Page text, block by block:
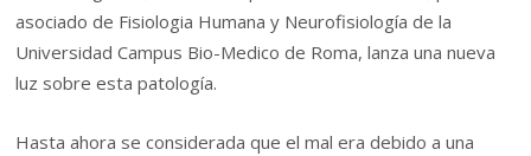
asociado de Fisiologia Humana y Neurofisiología de la
Universidad Campus Bio-Medico de Roma, lanza una nueva
luz sobre esta patología.
Hasta ahora se considerada que el mal era debido a una